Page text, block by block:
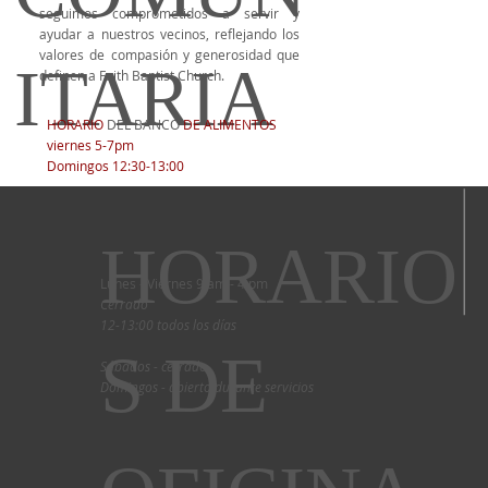
seguimos comprometidos a servir y
ayudar a nuestros vecinos, reflejando los
valores de compasión y generosidad que
definen a Faith Baptist Church.
ITARIA
HORARIO DEL BANCODE ALIMENTOS
viernes 5-7pm
Domingos 12:30-13:00
Lunes - Viernes 9 am - 4 pm
Cerrado
12-13:00 todos los días
Sábados - cerrado
Domingos - abierto durante servicios
HORARIO
S DE